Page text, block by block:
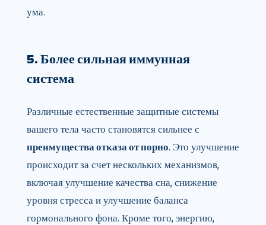
ума.
5. Более сильная иммунная
система
Различные естественные защитные системы
вашего тела часто становятся сильнее с
преимущества отказа от порно. Это улучшение
происходит за счет нескольких механизмов,
включая улучшение качества сна, снижение
уровня стресса и улучшение баланса
гормонального фона. Кроме того, энергию,